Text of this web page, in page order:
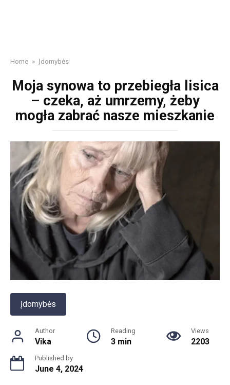
Home » Įdomybės
Moja synowa to przebiegła lisica
– czeka, aż umrzemy, żeby
mogła zabrać nasze mieszkanie
Įdomybės
Author
Vika
Reading
3 min
Views
2203
Published by
June 4, 2024